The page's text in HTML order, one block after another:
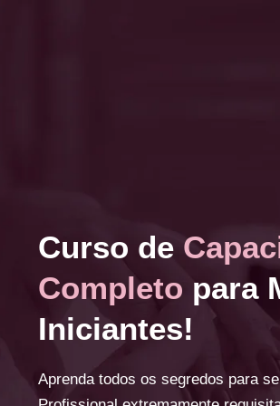
Curso de
Completo para
Iniciantes!
Aprenda todos os segredos para